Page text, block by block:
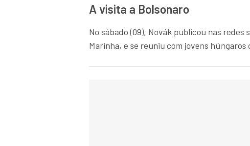
A visita a Bolsonaro
No sábado (09), Novák publicou nas
Marinha, e se reuniu com jovens húngaros